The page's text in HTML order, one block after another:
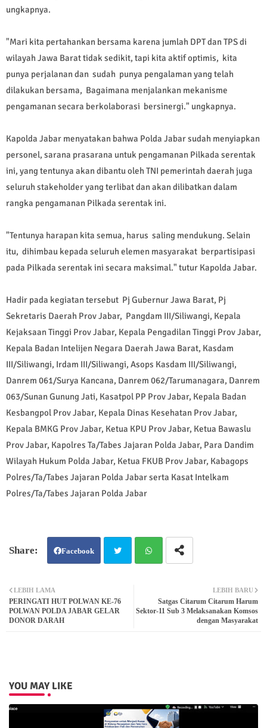
ungkapnya.
"Mari kita pertahankan bersama karena jumlah DPT dan TPS di
wilayah Jawa Barat tidak sedikit, tapi kita aktif optimis, kita
punya perjalanan dan sudah punya pengalaman yang telah
dilakukan bersama, Bagaimana menjalankan mekanisme
pengamanan secara berkolaborasi bersinergi." ungkapnya.
Kapolda Jabar menyatakan bahwa Polda Jabar sudah menyiapkan
personel, sarana prasarana untuk pengamanan Pilkada serentak
ini, yang tentunya akan dibantu oleh TNI pemerintah daerah juga
seluruh stakeholder yang terlibat dan akan dilibatkan dalam
rangka pengamanan Pilkada serentak ini.
"Tentunya harapan kita semua, harus saling mendukung. Selain
itu, dihimbau kepada seluruh elemen masyarakat berpartisipasi
pada Pilkada serentak ini secara maksimal." tutur Kapolda Jabar.
Hadir pada kegiatan tersebut Pj Gubernur Jawa Barat, Pj
Sekretaris Daerah Prov Jabar, Pangdam III/Siliwangi, Kepala
Kejaksaan Tinggi Prov Jabar, Kepala Pengadilan Tinggi Prov Jabar,
Kepala Badan Intelijen Negara Daerah Jawa Barat, Kasdam
III/Siliwangi, Irdam III/Siliwangi, Asops Kasdam III/Siliwangi,
Danrem 061/Surya Kancana, Danrem 062/Tarumanagara, Danrem
063/Sunan Gunung Jati, Kasatpol PP Prov Jabar, Kepala Badan
Kesbangpol Prov Jabar, Kepala Dinas Kesehatan Prov Jabar,
Kepala BMKG Prov Jabar, Ketua KPU Prov Jabar, Ketua Bawaslu
Prov Jabar, Kapolres Ta/Tabes Jajaran Polda Jabar, Para Dandim
Wilayah Hukum Polda Jabar, Ketua FKUB Prov Jabar, Kabagops
Polres/Ta/Tabes Jajaran Polda Jabar serta Kasat Intelkam
Polres/Ta/Tabes Jajaran Polda Jabar
Facebook
ter
LEBIH BARU
Satgas Citarum Citarum Harum
Sektor-11 Sub 3 Melaksanakan Komsos
dengan Masyarakat
LEBIH LAMA
PERINGATI HUT POLWAN KE-76
POLWAN POLDA JABAR GELAR
DONOR DARAH
YOU MAY LIKE